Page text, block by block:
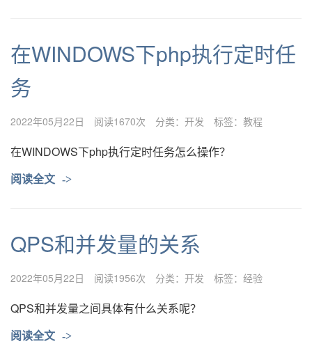
在WINDOWS下php执行定时任
务
2022年05月22日 阅读1670次 分类： 开发 标签： 教程
在WINDOWS下php执行定时任务怎么操作？
阅读全文 ->
QPS和并发量的关系
2022年05月22日 阅读1956次 分类： 开发 标签： 经验
QPS和并发量之间具体有什么关系呢？
阅读全文 ->